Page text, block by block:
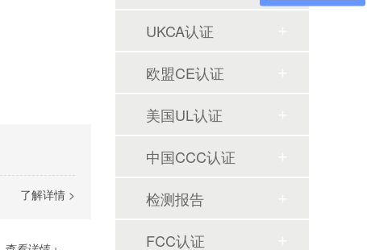
了解详情 >
UKCA认证
欧盟CE认证
美国UL认证
中国CCC认证
检测报告
FCC认证